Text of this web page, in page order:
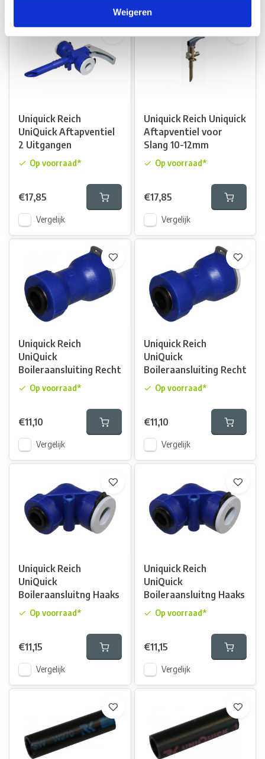
Weigeren
Uniquick Reich
UniQuick Aftapventiel
2 Uitgangen
Op voorraad*
€17,85
Vergelijk
Uniquick Reich Uniquick
Aftapventiel voor
Slang 10-12mm
Op voorraad*
€17,85
Vergelijk
Uniquick Reich
UniQuick
Boileraansluiting Recht
Op voorraad*
€11,10
Vergelijk
Uniquick Reich
UniQuick
Boileraansluiting Recht
Op voorraad*
€11,10
Vergelijk
Uniquick Reich
UniQuick
Boileraansluitng Haaks
Op voorraad*
€11,15
Vergelijk
Uniquick Reich
UniQuick
Boileraansluitng Haaks
Op voorraad*
€11,15
Vergelijk